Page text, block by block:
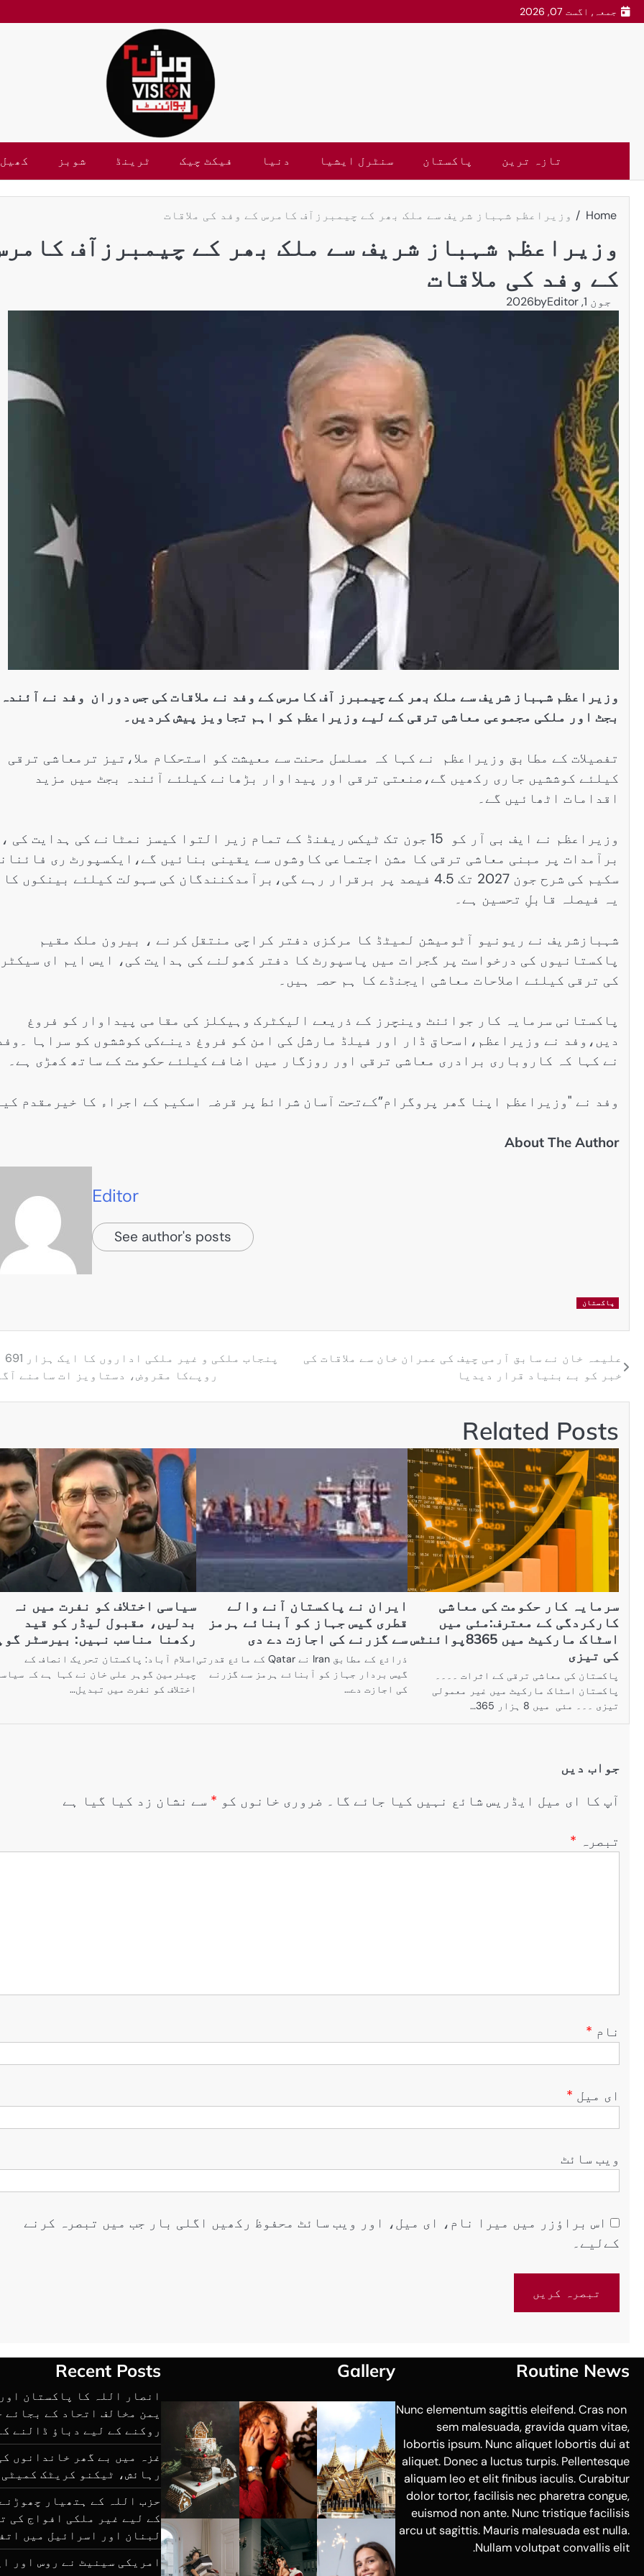
جمعہ, اگست 07, 2026
تازہ ترین پاکستان سنٹرل ایشیا دنیا فیکٹ چیک ٹرینڈ شوبز کھیل
Home وزیراعظم شہباز شریف سے ملک بھر کے چیمبرزآف کامرس کے وفد کی ملاقات
وزیراعظم شہباز شریف سے ملک بھر کے چیمبرزآف
کے وفد کی ملاقات
جون 1, 2026 byEditor
وزیراعظم شہباز شریف سے ملک بھر کے چیمبرز آف کامرس کے وفد نے ملاقات کی جس دوران وفد نے آئندہ
بجٹ اور ملکی مجموعی معاشی ترقی کے لیے وزیراعظم کو اہم تجاویز پیش کردیں۔
تفصیلات کے مطابق وزیراعظم نے کہا کہ مسلسل محنت سے معیشت کو استحکام ملا،تیز ترمعاشی ترقی
کیلئے کوششیں جاری رکھیں گے،صنعتی ترقی اور پیداوار بڑھانے کیلئے آئندہ بجٹ میں مزید
اقدامات اٹھائیں گے۔
وزیراعظم نے ایف بی آر کو 15 جون تک ٹیکس ریفنڈ کے تمام زیر التوا کیسز نمٹانے کی ہدایت کی ،
برآمدات پر مبنی معاشی ترقی کا مشن اجتماعی کاوشوں سے یقینی بنائیں گے،ایکسپورٹ ری
سکیم کی شرح جون 2027 تک 4.5 فیصد پر برقرار رہے گی،برآمدکنندگان کی سہولت کیلئے بینکوں کا
یہ فیصلہ قابلِ تحسین ہے۔
شہبازشریف نے ریونیو آٹومیشن لمیٹڈ کا مرکزی دفتر کراچی منتقل کرنے ، بیرون ملک مقیم
پاکستانیوں کی درخواست پر گجرات میں پاسپورٹ کا دفتر کھولنے کی ہدایت کی، ایس ایم ای سیکٹر
کی ترقی کیلئے اصلاحات معاشی ایجنڈے کا ہم حصہ ہیں۔
پاکستانی سرمایہ کار جوائنٹ وینچرز کے ذریعے الیکٹرک وہیکلز کی مقامی پیداوار کو فروغ
دیں،وفد نے وزیراعظم،اسحاق ڈار اور فیلڈ مارشل کی امن کو فروغ دینےکی کوششوں کو سراہا
نے کہا کہ کاروباری برادری معاشی ترقی اور روزگار میں اضافے کیلئے حکومت کے ساتھ کھڑی ہے۔
وفد نے "وزیراعظم اپنا گھر پروگرام”کےتحت آسان شرائط پر قرضہ اسکیم کے اجراء کا خیرمقدم
About The Author
Editor
See author's posts
پاکستان
علیمہ خان نے سابق آرمی چیف کی عمران خان سے ملاقات کی
خبر کو بے بنیاد قرار دیدیا
روپےکا مقروض، دستاویز ات سامنے
Related Posts
سرمایہ کار حکومت کی معاشی
کارکردگی کے معترف:مئی میں
اسٹاک مارکیٹ میں 8365پوائنٹس
کی تیزی
پاکستان کی معاشی ترقی کے اثرات ۔۔۔۔
پاکستان اسٹاک مارکیٹ میں غیر معمولی
تیزی ۔۔۔ مئی میں 8 ہزار 365…
ایران نے پاکستان آنے والے
قطری گیس جہاز کو آبنائے ہرمز
سے گزرنے کی اجازت دے دی
ذرائع کے مطابق Iran نے Qatar کے مائع قدرتی
گیس بردار جہاز کو آبنائے ہرمز سے گزرنے
کی اجازت دے…
سیاسی اختلاف کو نفرت میں نہ
بدلیں، مقبول لیڈر کو قید
رکھنا مناسب نہیں: بیرسٹر
اسلام آباد: پاکستان تحریک انصاف کے
چیئرمین گوہر علی خان نے کہا ہے کہ
اختلاف کو نفرت میں تبدیل…
جواب دیں
آپ کا ای میل ایڈریس شائع نہیں کیا جائے گا۔ ضروری خانوں کو * سے نشان زد کیا گیا ہے
تبصرہ *
نام *
ای میل *
ویب‌ سائٹ
اس براؤزر میں میرا نام، ای میل، اور ویب سائٹ محفوظ رکھیں اگلی بار جب میں تبصرہ کرنے
کےلیے۔
سنٹرل ایشیا
پاکستان تاجکستان
ٹرانزٹ اور علاقائی روابط
بڑھانے پر اتفاق
Editor اپریل 29, 2026
سنٹرل ایشیا
پاکستان،قازقستان،ازبکستان
اورتاجکستان کے درمیان
تجارت،سرمایہ کاری
اورعلاقائی روابط بڑھانے پر
اتفاق
Editor
سنٹرل ایشیا
صرف
Routine News
Nunc elementum sagittis eleifend. Cras non
sem malesuada, gravida quam vitae,
lobortis ipsum. Nunc aliquet lobortis dui at
aliquet. Donec a luctus turpis. Pellentesque
aliquam leo et elit finibus iaculis. Curabitur
dolor tortor, facilisis nec pharetra congue,
euismod non ante. Nunc tristique facilisis
arcu ut sagittis. Mauris malesuada est nulla.
Nullam volutpat convallis elit.
Gallery
Recent Posts
انصار اللہ کا پاکستان
یمن مخالف اتحاد کے بجائے
روکنے کے لیے دباؤ ڈالنے
غزہ میں بے گھر خاندانوں
رہائش، ٹیکنو کریٹک
حزب اللہ کے ہتھیار
کے لیے غیر ملکی افواج کی
لبنان اور اسرائیل میں
امریکی سینیٹ نے روس اور